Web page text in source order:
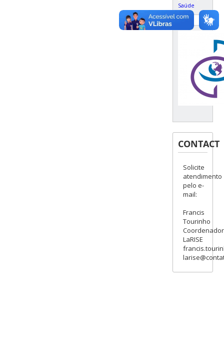
Saúde
CONTACT
Solicite
atendimento
pelo e-
mail:
Francis
Tourinho
LaRISE